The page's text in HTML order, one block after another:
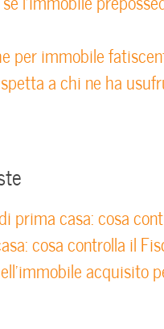
per immobile
a chi ne ha
prima casa: cosa
cosa controlla il
acquisito